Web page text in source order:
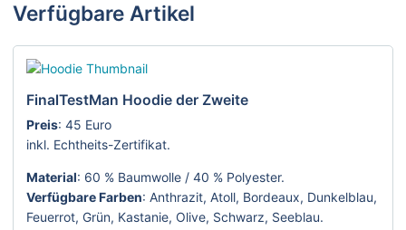
Verfügbare Artikel
FinalTestMan Hoodie der Zweite
Preis: 45 Euro
inkl. Echtheits-Zertifikat.
Material: 60 % Baumwolle / 40 % Polyester.
Verfügbare Farben: Anthrazit, Atoll, Bordeaux, Dunkelblau,
Feuerrot, Grün, Kastanie, Olive, Schwarz, Seeblau.